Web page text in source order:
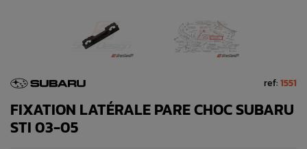
ref:1551
FIXATION LATÉRALE PARE CHOC SUBARU
STI 03-05